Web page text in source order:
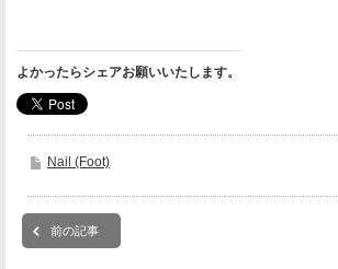
よかったらシェアお願いいたします。
Nail (Foot)
前の記事